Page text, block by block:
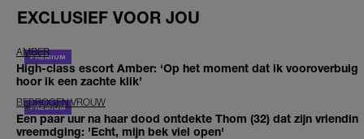
EXCLUSIEF VOOR JOU
AMBER
High-class escort Amber: ‘Op het moment dat ik vooroverbuig
hoor ik een zachte klik’
BEDROGEN VROUW
Een paar uur na haar dood ontdekte Thom (32) dat zijn vriendin
vreemdging: 'Echt, mijn bek viel open'